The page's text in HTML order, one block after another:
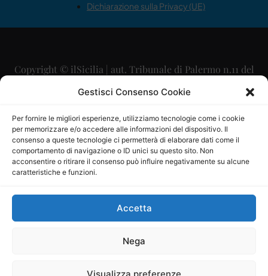
Gestisci Consenso Cookie
Per fornire le migliori esperienze, utilizziamo tecnologie come i cookie
per memorizzare e/o accedere alle informazioni del dispositivo. Il
consenso a queste tecnologie ci permetterà di elaborare dati come il
comportamento di navigazione o ID unici su questo sito. Non
acconsentire o ritirare il consenso può influire negativamente su alcune
caratteristiche e funzioni.
Accetta
Nega
Dichiarazione sulla Privacy (UE)
Copyright © ilSicilia | aut. Tribunale di Palermo n.11 del
29/09/2015
Direttore Editoriale: Maurizio Scaglione
Direttore Responsabile: Maria Calabrese
P.IVA: 06334930820
Mercurio Comunicazione Società Cooperativa a r.l. è
iscritta al Registro degli Operatori di Comunicazione al